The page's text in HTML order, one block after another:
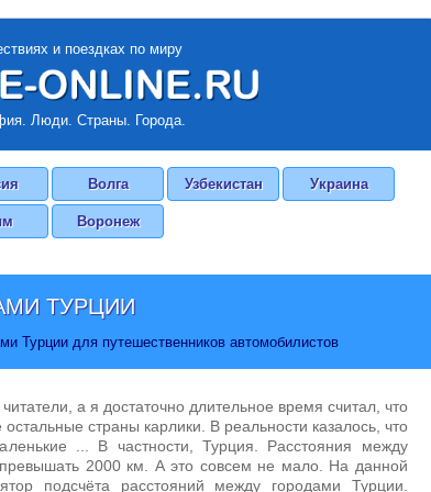
и поездках по миру
Люди. Страны. Города.
Волга Узбекистан Украина
Воронеж
ТУРЦИИ
Турции для путешественников автомобилистов
а я достаточно длительное время считал, что
страны карлики. В реальности казалось, что
... В частности, Турция. Расстояния между
2000 км. А это совсем не мало. На данной
подсчёта расстояний между городами Турции.